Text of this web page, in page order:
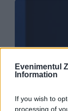
Evenimentul
Information
If you wish to
processing of